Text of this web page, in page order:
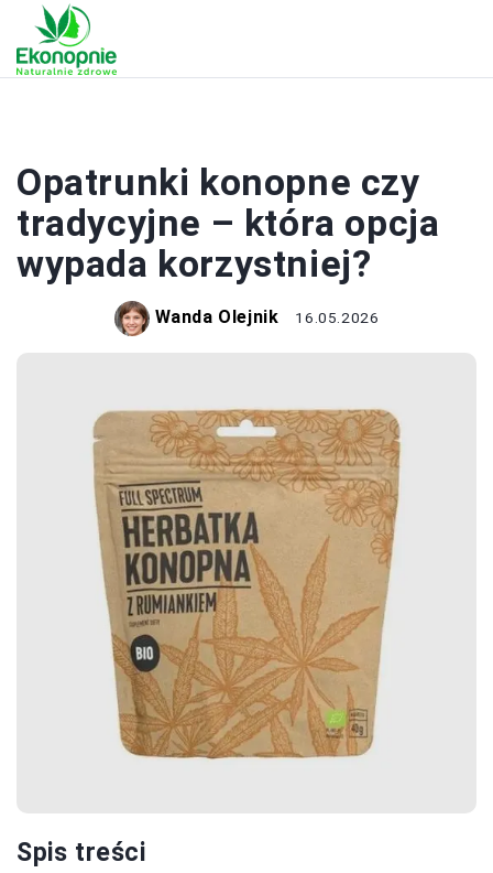
Opatrunki konopne czy
tradycyjne – która opcja
wypada korzystniej?
Wanda Olejnik 16.05.2026
Spis treści